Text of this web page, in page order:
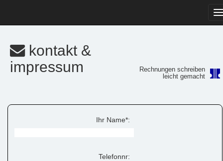
kontakt &
impressum
Rechnungen schreiben
leicht gemacht
Ihr Name*:
Telefonnr: